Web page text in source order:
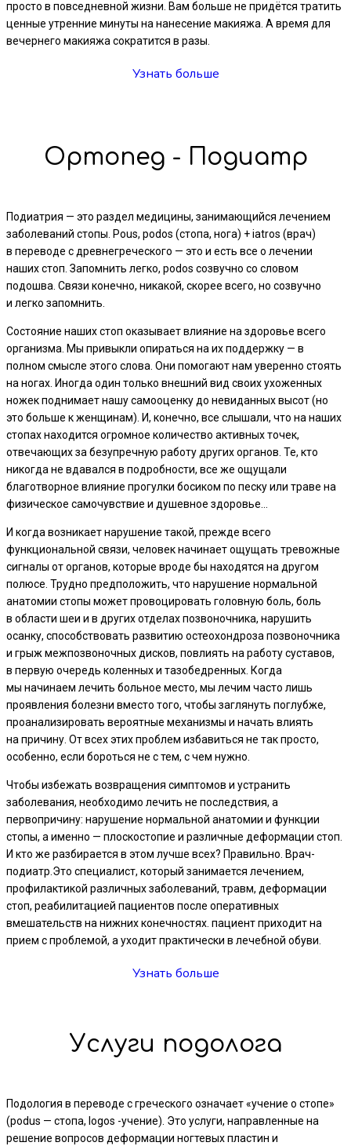
просто в повседневной жизни. Вам больше не придётся тратить
ценные утренние минуты на нанесение макияжа. А время для
вечернего макияжа сократится в разы.
Узнать больше
Ортопед - Подиатр
Подиатрия — это раздел медицины, занимающийся лечением
заболеваний стопы. Pous, podos (стопа, нога) + iatros (врач)
в переводе с древнегреческого — это и есть все о лечении
наших стоп. Запомнить легко, podos созвучно со словом
подошва. Связи конечно, никакой, скорее всего, но созвучно
и легко запомнить.
Состояние наших стоп оказывает влияние на здоровье всего
организма. Мы привыкли опираться на их поддержку — в
полном смысле этого слова. Они помогают нам уверенно стоять
на ногах. Иногда один только внешний вид своих ухоженных
ножек поднимает нашу самооценку до невиданных высот (но
это больше к женщинам). И, конечно, все слышали, что на наших
стопах находится огромное количество активных точек,
отвечающих за безупречную работу других органов. Те, кто
никогда не вдавался в подробности, все же ощущали
благотворное влияние прогулки босиком по песку или траве на
физическое самочувствие и душевное здоровье…
И когда возникает нарушение такой, прежде всего
функциональной связи, человек начинает ощущать тревожные
сигналы от органов, которые вроде бы находятся на другом
полюсе. Трудно предположить, что нарушение нормальной
анатомии стопы может провоцировать головную боль, боль
в области шеи и в других отделах позвоночника, нарушить
осанку, способствовать развитию остеохондроза позвоночника
и грыж межпозвоночных дисков, повлиять на работу суставов,
в первую очередь коленных и тазобедренных. Когда
мы начинаем лечить больное место, мы лечим часто лишь
проявления болезни вместо того, чтобы заглянуть поглубже,
проанализировать вероятные механизмы и начать влиять
на причину. От всех этих проблем избавиться не так просто,
особенно, если бороться не с тем, с чем нужно.
Чтобы избежать возвращения симптомов и устранить
заболевания, необходимо лечить не последствия, а
первопричину: нарушение нормальной анатомии и функции
стопы, а именно — плоскостопие и различные деформации стоп.
И кто же разбирается в этом лучше всех? Правильно. Врач-
подиатр.Это специалист, который занимается лечением,
профилактикой различных заболеваний, травм, деформации
стоп, реабилитацией пациентов после оперативных
вмешательств на нижних конечностях. пациент приходит на
прием с проблемой, а уходит практически в лечебной обуви.
Узнать больше
Услуги подолога
Подология в переводе с греческого означает «учение о стопе»
(podus — стопа, logos -учение). Это услуги, направленные на
решение вопросов деформации ногтевых пластин и